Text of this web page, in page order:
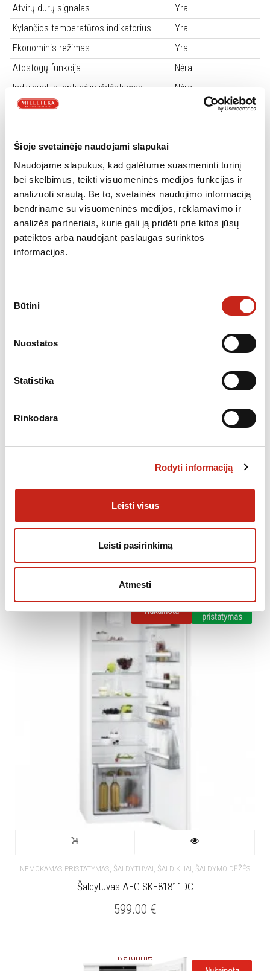
Šioje svetainėje naudojami slapukai
Naudojame slapukus, kad galėtume suasmeninti turinį
bei skelbimus, teikti visuomeninės medijos funkcijas ir
analizuoti srautą. Be to, svetainės naudojimo informaciją
bendriname su visuomeninės medijos, reklamavimo ir
analizės partneriais, kurie gali ją pridėti prie kitos jūsų
pateiktos arba naudojant paslaugas surinktos
informacijos.
pasirinkimas
Būtini
Nuostatos
Statistika
Rinkodara
Rodyti informaciją
Leisti visus
Leisti pasirinkimą
Atmesti
Atvirų durų signalas
Yra
Kylančios temperatūros indikatorius
Yra
Ekonominis režimas
Yra
Atostogų funkcija
Nėra
Individualus lentynėlių išdėstymas
durelėse
Nėra
Greitas vėsinimas šaldytuve
Yra
Keičiama durų atidarymo kryptis
Apšvietimas
Šaldiklio stalčių skaičius
3
Greito užšaldymo funkcija šaldiklyje
Yra
Užšaldymo galingumas per 24 val.
13.0 kg/24 val.
Šalčio išlaikymo trukmė šaldiklyje
nutrūkus elektros tiekimui
9 val.
Papildoma informacija
ŠALDYTUVAI, ŠALDIKLIAI, ŠALDYMO
PANAŠŪS PRODUKTAI
Nukainota
pristatymas
NEMOKAMAS PRISTATYMAS, ŠALDYTUVAI, ŠALDIKLIAI, ŠALDYMO DĖŽĖS
Šaldytuvas AEG SKE81811DC
599.00 €
Neturime